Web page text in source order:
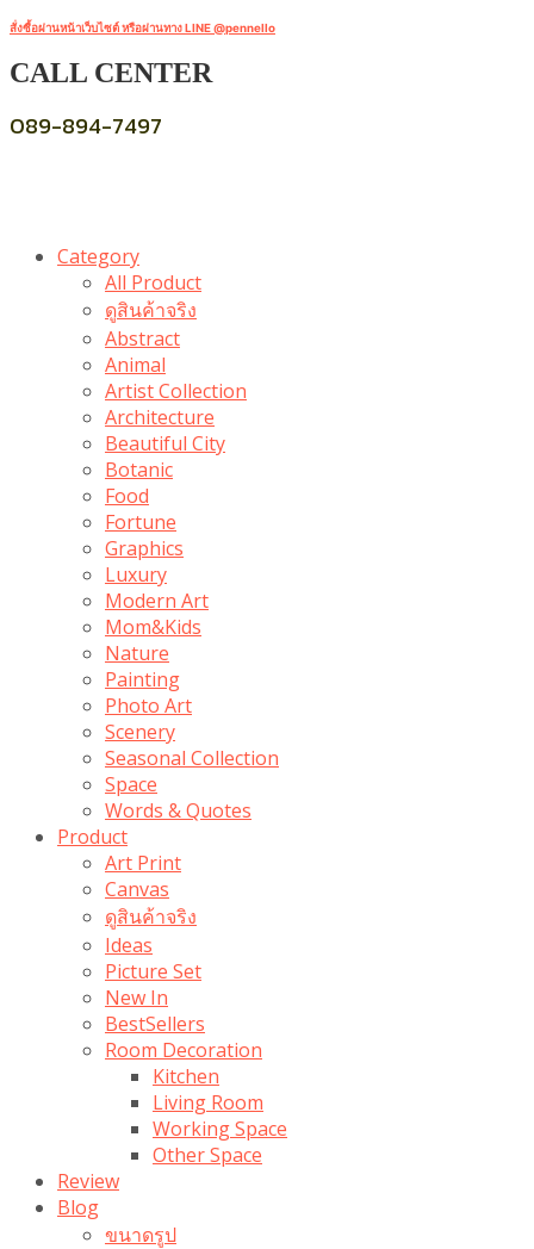
สั่งซื้อผ่านหน้าเว็บไซต์ หรือผ่านทาง LINE @pennello
CALL CENTER
089-894-7497
Category
All Product
ดูสินค้าจริง
Abstract
Animal
Artist Collection
Architecture
Beautiful City
Botanic
Food
Fortune
Graphics
Luxury
Modern Art
Mom&Kids
Nature
Painting
Photo Art
Scenery
Seasonal Collection
Space
Words & Quotes
Product
Art Print
Canvas
ดูสินค้าจริง
Ideas
Picture Set
New In
BestSellers
Room Decoration
Kitchen
Living Room
Working Space
Other Space
Review
Blog
ขนาดรูป